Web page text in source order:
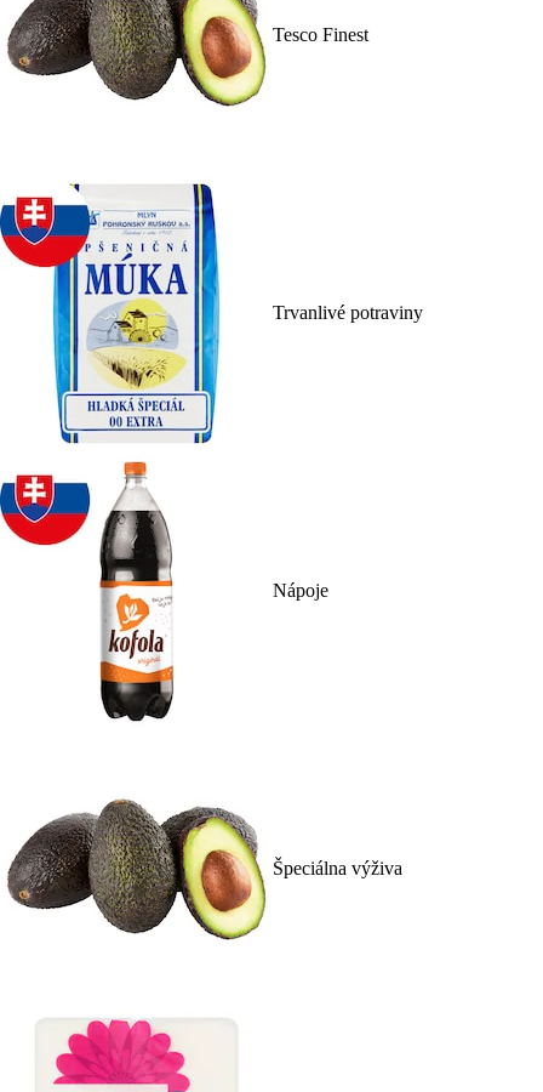
Tesco Finest
Trvanlivé potraviny
Nápoje
Špeciálna výživa